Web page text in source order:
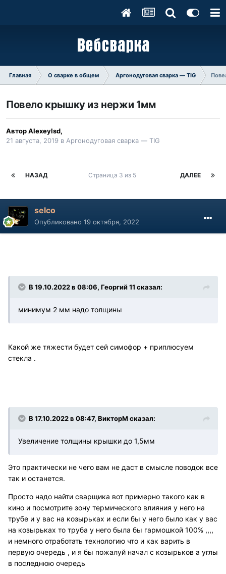
Главная О сварке в общем Аргонодуговая сварка — TIG
Повело крышку из нержи 1мм
АвторAlexeylsd,
21 августа, 2019 в Аргонодуговая сварка — TIG
НАЗАД ДАЛЕЕ
Страница 3 из 5
selco
Опубликовано 19 октября, 2022
В 19.10.2022 в 08:06, Георгий 11 сказал:
минимум 2 мм надо толщины
Какой же тяжести будет сей симофор + приплюсуем
стекла .
В 17.10.2022 в 08:47, ВикторМ сказал:
Увеличение толщины крышки до 1,5мм
Это практически не чего вам не даст в смысле поводок все
так и останется.
Просто надо найти сварщика вот примерно такого как в
кино и посмотрите зону термического влияния у него на
трубе и у вас на козырьках и если бы у него было как у вас
на козырьках то труба у него была бы гармошкой 100% ,,,,
и немного отработать технологию что и как варить в
первую очередь , и я бы пожалуй начал с козырьков а углы
в последнюю очередь